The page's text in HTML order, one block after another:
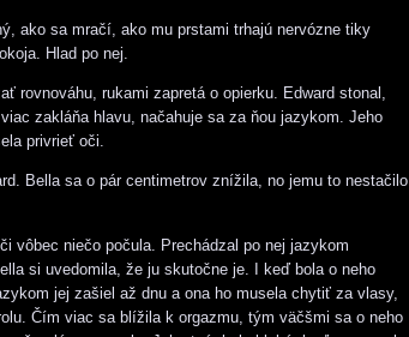
ako sa mračí, ako mu prstami trhajú nervózne tiky
Hlad po nej.
rovnováhu, rukami zapretá o opierku. Edward stonal,
zakláňa hlavu, načahuje sa za ňou jazykom. Jeho
privrieť oči.
Bella sa o pár centimetrov znížila, no jemu to nestačilo
vôbec niečo počula. Prechádzal po nej jazykom
si uvedomila, že ju skutočne je. I keď bola o neho
jej zašiel až dnu a ona ho musela chytiť za vlasy,
Čím viac sa blížila k orgazmu, tým väčšmi sa o neho